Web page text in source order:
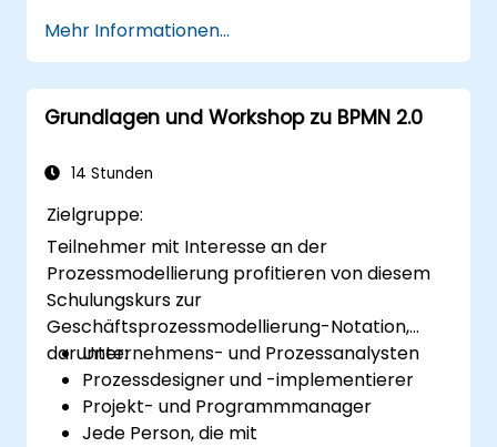
Mehr Informationen...
Grundlagen und Workshop zu BPMN 2.0
14 Stunden
Zielgruppe:
Teilnehmer mit Interesse an der
Prozessmodellierung profitieren von diesem
Schulungskurs zur
Geschäftsprozessmodellierung-Notation,
darunter:
Unternehmens- und Prozessanalysten
Prozessdesigner und -implementierer
Projekt- und Programmmanager
Jede Person, die mit